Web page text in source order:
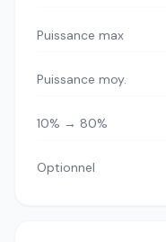
Puissance max
Puissance moy.
10% → 80%
Optionnel